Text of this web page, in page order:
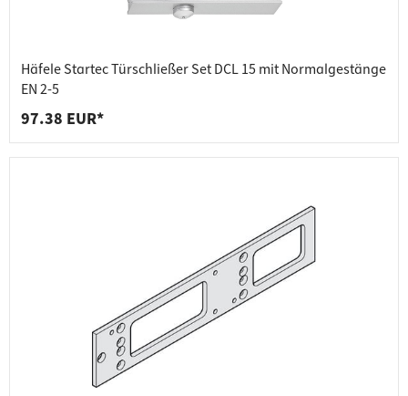
Häfele Startec Türschließer Set DCL 15 mit Normalgestänge
EN 2-5
97.38 EUR*